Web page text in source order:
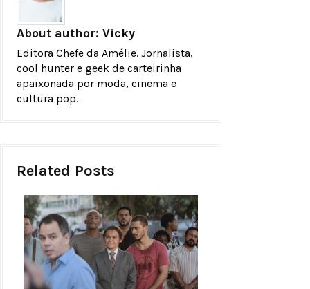
About author: Vicky
Editora Chefe da Amélie. Jornalista,
cool hunter e geek de carteirinha
apaixonada por moda, cinema e
cultura pop.
Related Posts